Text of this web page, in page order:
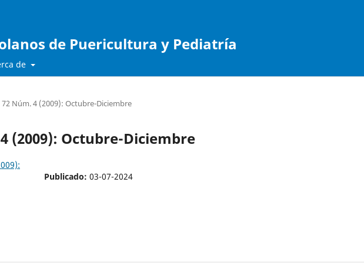
de Puericultura y Pediatría
de
72 Núm. 4 (2009): Octubre-Diciembre
(2009): Octubre-Diciembre
Publicado: 03-07-2024